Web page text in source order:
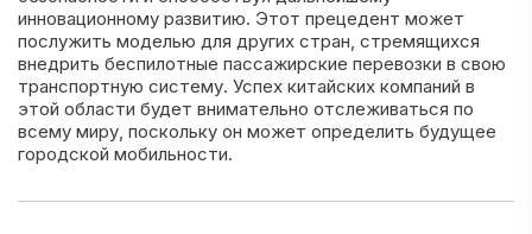
инновационному развитию. Этот прецедент может
послужить моделью для других стран, стремящихся
внедрить беспилотные пассажирские перевозки в свою
транспортную систему. Успех китайских компаний в
этой области будет внимательно отслеживаться по
всему миру, поскольку он может определить будущее
городской мобильности.